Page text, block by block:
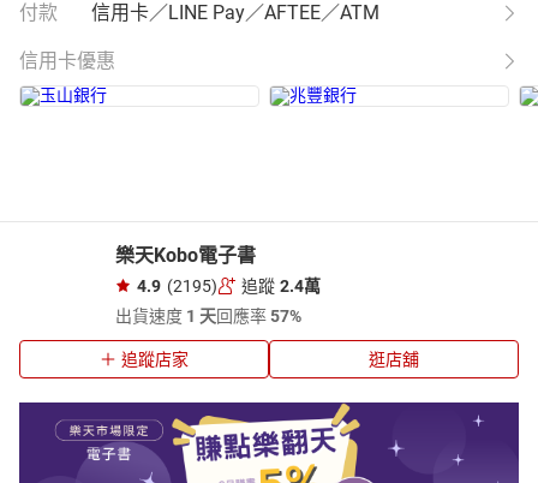
付款 信用卡／LINE Pay／AFTEE／ATM
信用卡優惠
樂天Kobo電子書
4.9 (2195) 追蹤 2.4萬
出貨速度 1 天回應率57%
追蹤店家 逛店舖